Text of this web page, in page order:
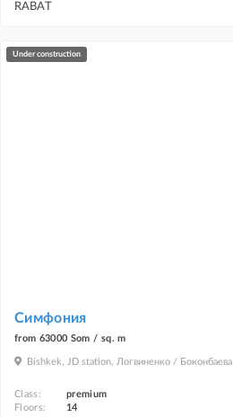
RABAT
under construction
Симфония
from 63000 Som / sq. m
Bishkek, JD station, Логвиненко / Боконбаева
Class:
premium
Floors:
14